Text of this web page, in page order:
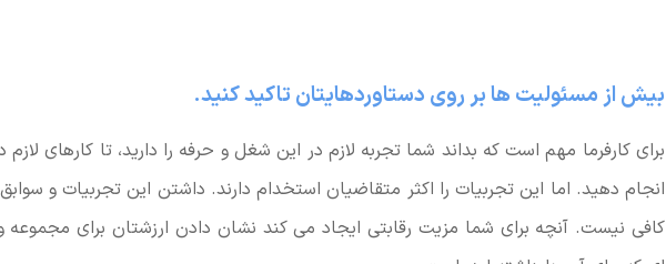
بیش از مسئولیت ها بر روی دستاوردهایتان تاکید کنید.
برای کارفرما مهم است که بداند شما تجربه لازم در این شغل و حرفه را دارید، تا کارهای
انجام دهید. اما این تجربیات را اکثر متقاضیان استخدام دارند. داشتن این تجربیات و
کافی نیست. آنچه برای شما مزیت رقابتی ایجاد می کند نشان دادن ارزشتان برای مجموعه